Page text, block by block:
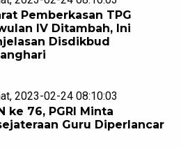
Pemberkasan TPG
IV Ditambah, Ini
Disdikbud
2023-02-24 08:10:03
ke 76, PGRI Minta
Guru Diperlancar